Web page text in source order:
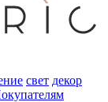
свет декор